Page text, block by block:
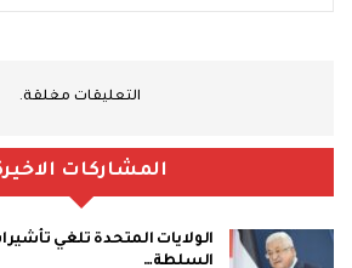
التعليقات مغلقة.
المشاركات
الولايات المتحدة تلغي
السلطة…